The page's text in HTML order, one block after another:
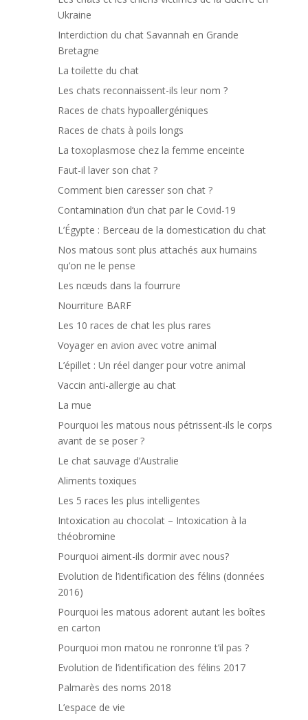
Ukraine
Interdiction du chat Savannah en Grande
Bretagne
La toilette du chat
Les chats reconnaissent-ils leur nom ?
Races de chats hypoallergéniques
Races de chats à poils longs
La toxoplasmose chez la femme enceinte
Faut-il laver son chat ?
Comment bien caresser son chat ?
Contamination d’un chat par le Covid-19
L’Égypte : Berceau de la domestication du chat
Nos matous sont plus attachés aux humains
qu’on ne le pense
Les nœuds dans la fourrure
Nourriture BARF
Les 10 races de chat les plus rares
Voyager en avion avec votre animal
L’épillet : Un réel danger pour votre animal
Vaccin anti-allergie au chat
La mue
Pourquoi les matous nous pétrissent-ils le corps
avant de se poser ?
Le chat sauvage d’Australie
Aliments toxiques
Les 5 races les plus intelligentes
Intoxication au chocolat – Intoxication à la
théobromine
Pourquoi aiment-ils dormir avec nous?
Evolution de l’identification des félins (données
2016)
Pourquoi les matous adorent autant les boîtes
en carton
Pourquoi mon matou ne ronronne t’il pas ?
Evolution de l’identification des félins 2017
Palmarès des noms 2018
L’espace de vie